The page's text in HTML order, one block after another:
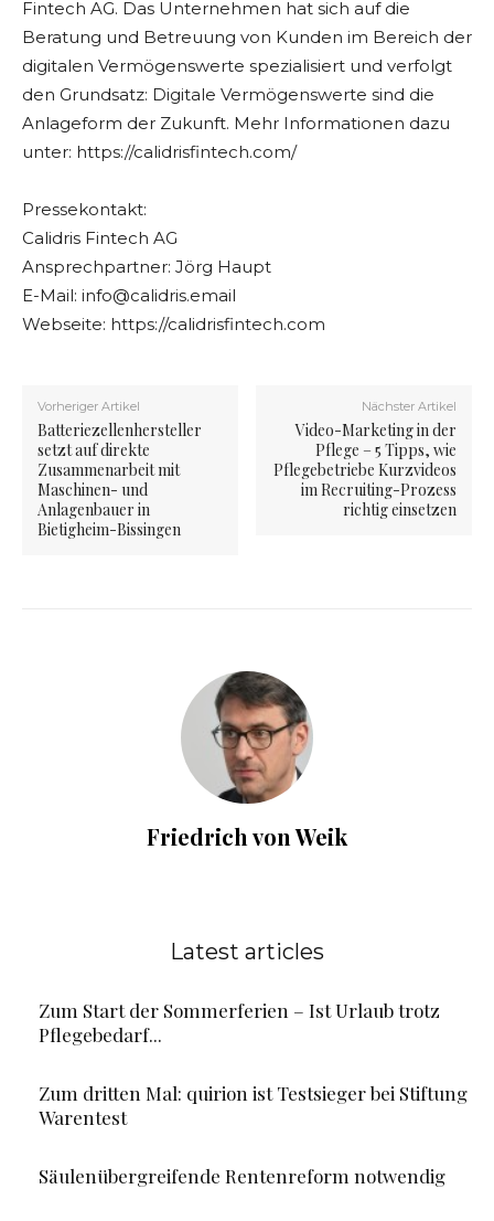
Fintech AG. Das Unternehmen hat sich auf die
Beratung und Betreuung von Kunden im Bereich der
digitalen Vermögenswerte spezialisiert und verfolgt
den Grundsatz: Digitale Vermögenswerte sind die
Anlageform der Zukunft. Mehr Informationen dazu
unter: https://calidrisfintech.com/
Pressekontakt:
Calidris Fintech AG
Ansprechpartner: Jörg Haupt
E-Mail: info@calidris.email
Webseite: https://calidrisfintech.com
Vorheriger Artikel
Batteriezellenhersteller
setzt auf direkte
Zusammenarbeit mit
Maschinen- und
Anlagenbauer in
Bietigheim-Bissingen
Nächster Artikel
Video-Marketing in der
Pflege – 5 Tipps, wie
Pflegebetriebe Kurzvideos
im Recruiting-Prozess
richtig einsetzen
Friedrich von Weik
Latest articles
Zum Start der Sommerferien – Ist Urlaub trotz
Pflegebedarf...
Zum dritten Mal: quirion ist Testsieger bei Stiftung
Warentest
Säulenübergreifende Rentenreform notwendig